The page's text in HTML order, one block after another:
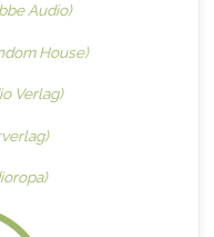
Audio)
House)
Verlag)